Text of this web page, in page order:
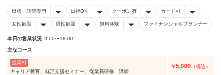
出張・訪問専門 日祝OK クーポン有 カード可
女性歓迎 男性歓迎 無料体験 ファイナンシャルプランナー
本日の営業状況 9:00〜18:00
主なコース
授業料
キャリア教育、就活支援セミナー、従業員研修 講師
￥5,000 （税込）